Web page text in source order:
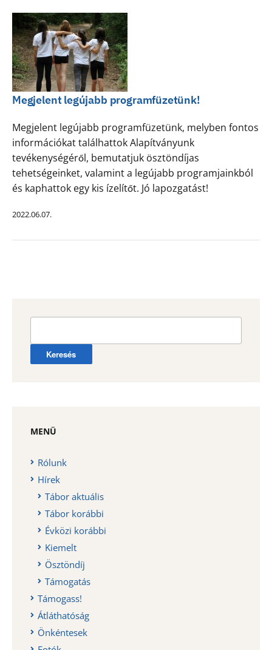
Megjelent legújabb programfüzetünk!
Megjelent legújabb programfüzetünk, melyben fontos
információkat találhattok Alapítványunk
tevékenységéről, bemutatjuk ösztöndíjas
tehetségeinket, valamint a legújabb programjainkból
és kaphattok egy kis ízelítőt. Jó lapozgatást!
2022.06.07.
MENÜ
Rólunk
Hírek
Tábor aktuális
Tábor korábbi
Évközi korábbi
Kiemelt
Ösztöndíj
Támogatás
Támogass!
Átláthatóság
Önkéntesek